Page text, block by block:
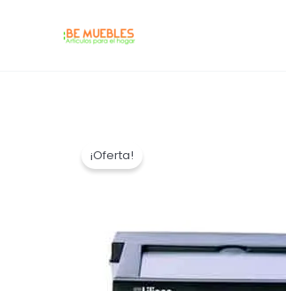
¡Oferta!